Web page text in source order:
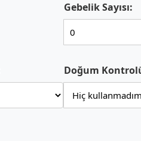
Gebelik Sayısı:
Doğum